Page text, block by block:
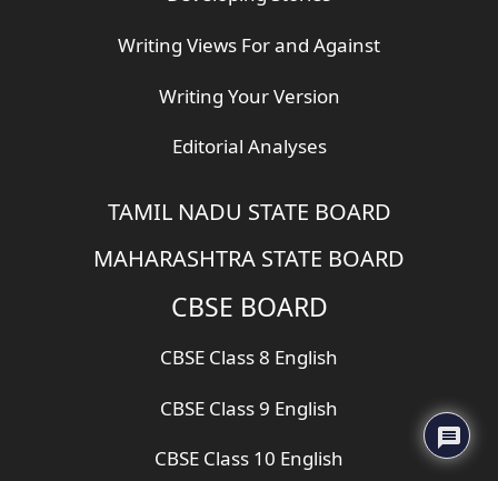
Writing Views For and Against
Writing Your Version
Editorial Analyses
TAMIL NADU STATE BOARD
MAHARASHTRA STATE BOARD
CBSE BOARD
CBSE Class 8 English
CBSE Class 9 English
CBSE Class 10 English